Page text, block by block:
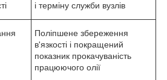
і терміну служби вузлів
Поліпшене збереження
в'язкості і покращений
показник прокачуваність
працюючого олії